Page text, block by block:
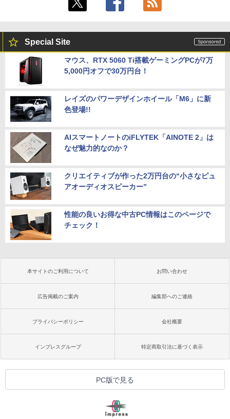
Special Site
マウス、RTX 5060 Ti搭載ゲーミングPCが7万
5,000円オフで30万円台！
レイズのパワーデザインホイール「M6」に新
色登場!!
AIスマートノートのiFLYTEK「AINOTE 2」は
なぜ魅力的なのか？
クリエイティブが作った2万円台の“小さなピュ
アオーディオスピーカー”
性能の良いお得な中古PC情報はこのページで
チェック！
本サイトのご利用について お問い合わせ
広告掲載のご案内 編集部へのご連絡
プライバシーポリシー 会社概要
インプレスグループ 特定商取引法に基づく表示
PC版で見る